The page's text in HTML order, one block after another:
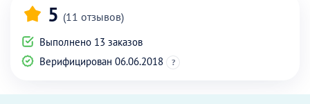
5 (11 отзывов)
Выполнено 13 заказов
Верифицирован 06.06.2018
?